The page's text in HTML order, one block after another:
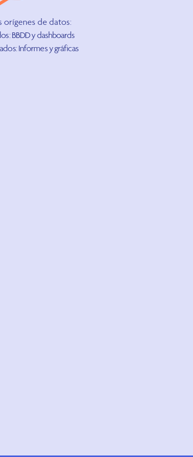
orígenes de datos:
BBDD y dashboards
Informes y gráficas